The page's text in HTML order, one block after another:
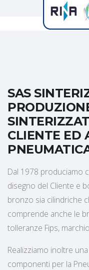
SAS
CLIENTE ED
Dal 1978 produciamo
disegno del Cliente e
bronzo sia cilindriche
comprende anche le
tolleranze Fips,
Realizziamo inoltre
componenti per la